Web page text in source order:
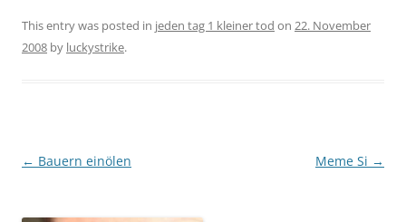
This entry was posted in jeden tag 1 kleiner tod on 22. November
2008 by luckystrike.
Post
← Bauern einölen Meme Si →